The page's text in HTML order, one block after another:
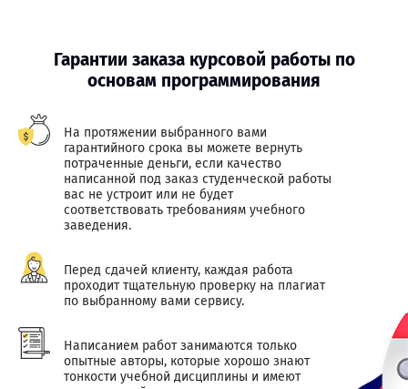
Гарантии заказа курсовой работы по
основам программирования
На протяжении выбранного вами
гарантийного срока вы можете вернуть
потраченные деньги, если качество
написанной под заказ студенческой работы
вас не устроит или не будет
соответствовать требованиям учебного
заведения.
Перед сдачей клиенту, каждая работа
проходит тщательную проверку на плагиат
по выбранному вами сервису.
Написанием работ занимаются только
опытные авторы, которые хорошо знают
тонкости учебной дисциплины и имеют